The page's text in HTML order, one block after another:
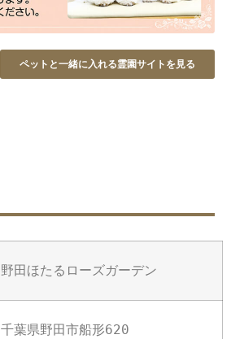
ペットと一緒に入れる霊園サイトを見る
野田ほたるローズガーデン
千葉県野田市船形620